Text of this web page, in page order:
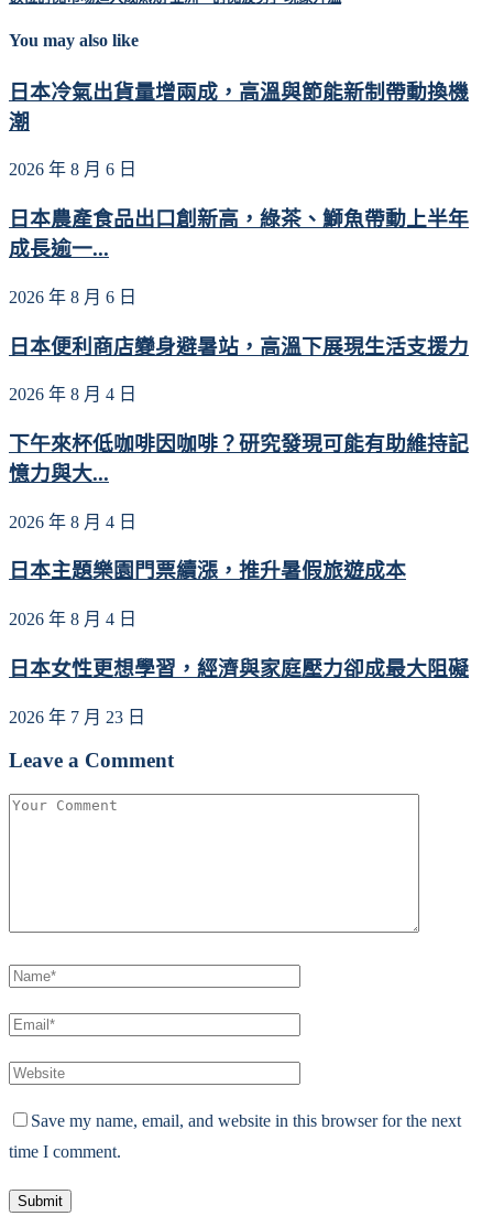
You may also like
日本冷氣出貨量增兩成，高溫與節能新制帶動換機
潮
2026 年 8 月 6 日
日本農產食品出口創新高，綠茶、鰤魚帶動上半年
成長逾一...
2026 年 8 月 6 日
日本便利商店變身避暑站，高溫下展現生活支援力
2026 年 8 月 4 日
下午來杯低咖啡因咖啡？研究發現可能有助維持記
憶力與大...
2026 年 8 月 4 日
日本主題樂園門票續漲，推升暑假旅遊成本
2026 年 8 月 4 日
日本女性更想學習，經濟與家庭壓力卻成最大阻礙
2026 年 7 月 23 日
Leave a Comment
Save my name, email, and website in this browser for the next
time I comment.